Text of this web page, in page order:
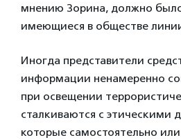
мнению Зорина, должно
имеющиеся в обществе
Иногда представители
информации ненамеренно
при освещении
сталкиваются с
которые самостоятельно